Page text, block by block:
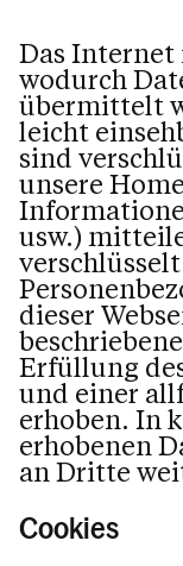
Das Internet
wodurch
übermittelt
leicht
sind
unsere
usw.)
dieser
Erfüllung
und einer
erhoben. In
erhobenen
an Dritte
Cookies